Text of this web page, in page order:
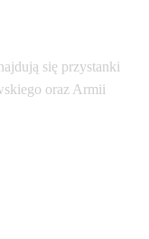
się przystanki
oraz Armii